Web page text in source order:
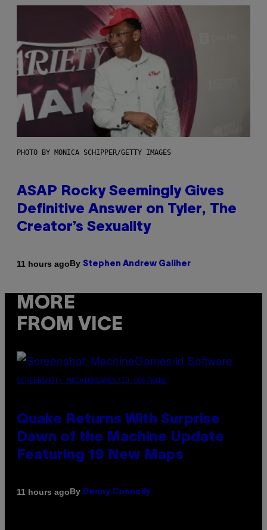
PHOTO BY MONICA SCHIPPER/GETTY IMAGES
ASAP Rocky Seemingly Gives
Definitive Answer on Tyler, The
Creator’s Sexuality
11 hours agoBy Stephen Andrew Galiher
MORE
FROM VICE
SCREENSHOT: MACHINEGAMES/ID SOFTWARE
Quake Returns With Surprise
Dawn of the Machine Update
Featuring 19 New Maps
11 hours agoBy Denny Connolly